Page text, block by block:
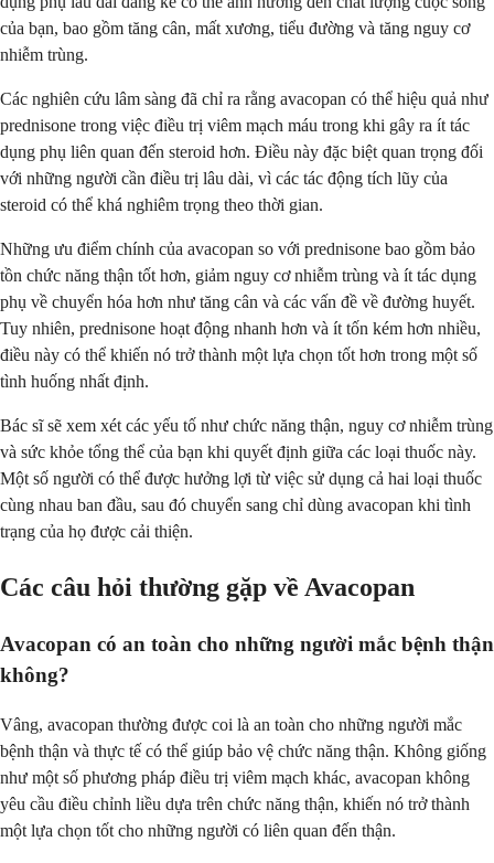
của bạn, bao gồm tăng cân, mất xương, tiểu đường và tăng nguy cơ
nhiễm trùng.
Các nghiên cứu lâm sàng đã chỉ ra rằng avacopan có thể hiệu quả như
prednisone trong việc điều trị viêm mạch máu trong khi gây ra ít tác
dụng phụ liên quan đến steroid hơn. Điều này đặc biệt quan trọng đối
với những người cần điều trị lâu dài, vì các tác động tích lũy của
steroid có thể khá nghiêm trọng theo thời gian.
Những ưu điểm chính của avacopan so với prednisone bao gồm bảo
tồn chức năng thận tốt hơn, giảm nguy cơ nhiễm trùng và ít tác dụng
phụ về chuyển hóa hơn như tăng cân và các vấn đề về đường huyết.
Tuy nhiên, prednisone hoạt động nhanh hơn và ít tốn kém hơn nhiều,
điều này có thể khiến nó trở thành một lựa chọn tốt hơn trong một số
tình huống nhất định.
Bác sĩ sẽ xem xét các yếu tố như chức năng thận, nguy cơ nhiễm trùng
và sức khỏe tổng thể của bạn khi quyết định giữa các loại thuốc này.
Một số người có thể được hưởng lợi từ việc sử dụng cả hai loại thuốc
cùng nhau ban đầu, sau đó chuyển sang chỉ dùng avacopan khi tình
trạng của họ được cải thiện.
Các câu hỏi thường gặp về Avacopan
Avacopan có an toàn cho những người mắc bệnh thận
không?
Vâng, avacopan thường được coi là an toàn cho những người mắc
bệnh thận và thực tế có thể giúp bảo vệ chức năng thận. Không giống
như một số phương pháp điều trị viêm mạch khác, avacopan không
yêu cầu điều chỉnh liều dựa trên chức năng thận, khiến nó trở thành
một lựa chọn tốt cho những người có liên quan đến thận.